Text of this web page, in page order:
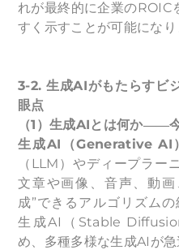
れが最終的に企業のROIC
すく示すことが可能になり
3-2.生成AIがもたらすビ
眼点
（1）生成AIとは何か――
生成AI（Generative AI
（LLM）やディープラー
文章や画像、音声、動
成”できるアルゴリズム
生成AI（Stable
め、多種多様な生成AIが急